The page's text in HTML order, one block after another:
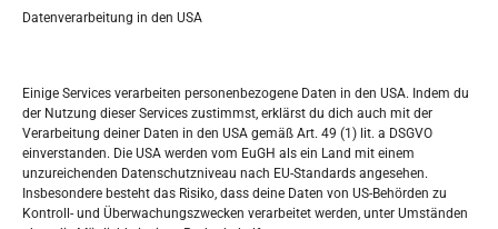
Datenverarbeitung in den USA
Einige Services verarbeiten personenbezogene Daten in den USA. Indem du
der Nutzung dieser Services zustimmst, erklärst du dich auch mit der
Verarbeitung deiner Daten in den USA gemäß Art. 49 (1) lit. a DSGVO
einverstanden. Die USA werden vom EuGH als ein Land mit einem
unzureichenden Datenschutzniveau nach EU-Standards angesehen.
Insbesondere besteht das Risiko, dass deine Daten von US-Behörden zu
Kontroll- und Überwachungszwecken verarbeitet werden, unter Umständen
MAI 2024
M D M D F S
1 2 3 4
6 7 8 9 10 11 12